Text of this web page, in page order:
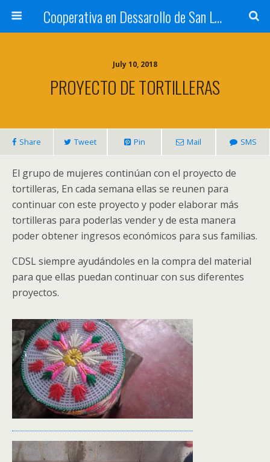
Cooperativa en Dessarollo de San Luis
July 10, 2018
PROYECTO DE TORTILLERAS
Share Tweet Pin Mail SMS
El grupo de mujeres continúan con el proyecto de
tortilleras, En cada semana ellas se reunen para
continuar con este proyecto y poder elaborar más
tortilleras para poderlas vender y de esta manera
poder obtener ingresos económicos para sus familias.
CDSL siempre ayudándoles en la compra del material
para que ellas puedan continuar con sus diferentes
proyectos.